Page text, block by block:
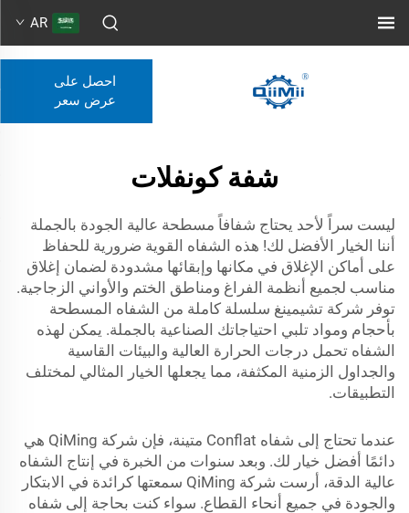
AR
احصل على
عرض سعر
شفة كونفلات
ليست سراً لأحد يحتاج شفافاً مسطحة عالية الجودة بالجملة
أننا الخيار الأفضل لك! هذه الشفاه القوية ضرورية للحفاظ
على أماكن الإغلاق في مكانها وإبقائها مشدودة لضمان إغلاق
مناسب لجميع أنظمة الفراغ ومناطق الختم والأواني الزجاجية.
توفر شركة تشيمينغ سلسلة كاملة من الشفاه المسطحة
بأحجام ومواد تلبي احتياجاتك الصناعية بالجملة. يمكن لهذه
الشفاه تحمل درجات الحرارة العالية والبيئات القاسية
والجداول الزمنية المكثفة، مما يجعلها الخيار المثالي لمختلف
التطبيقات.
عندما تحتاج إلى شفاه Conflat متينة، فإن شركة QiMing هي
دائمًا أفضل خيار لك. وبعد سنوات من الخبرة في إنتاج الشفاه
عالية الدقة، أرست شركة QiMing سمعتها كرائدة في الابتكار
والجودة في جميع أنحاء القطاع. سواء كنت بحاجة إلى شفاه